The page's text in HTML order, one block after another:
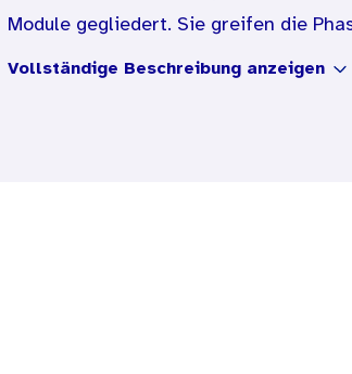
Module gegliedert. Sie greifen die
Krisenvorbereitung, akutes
Vollständige Beschreibung anzeigen